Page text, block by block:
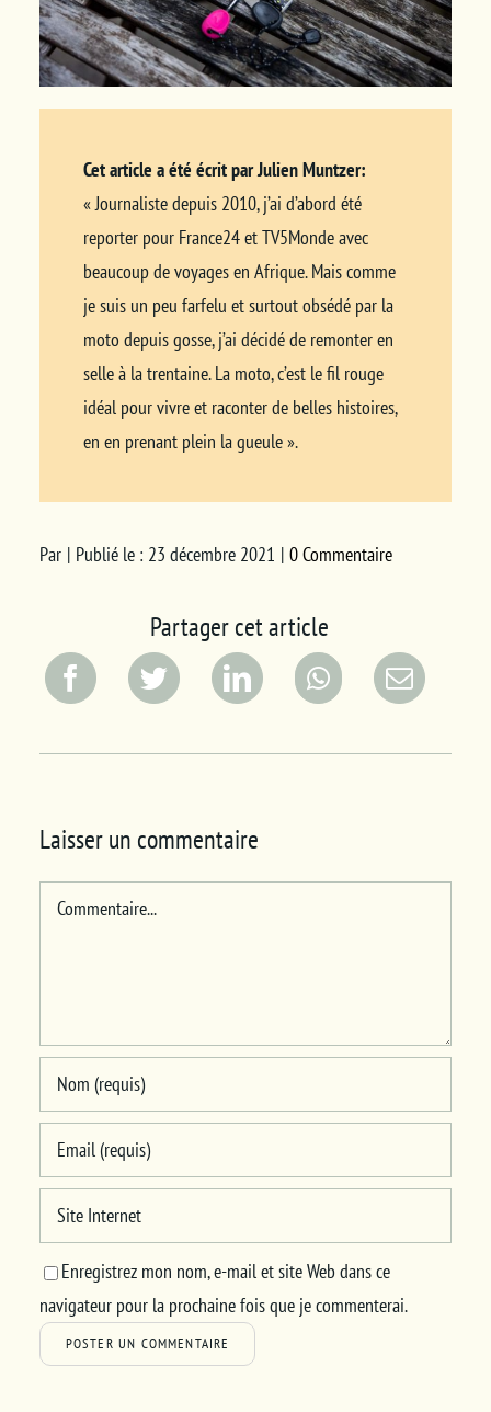
Cet article a été écrit par Julien Muntzer:
« Journaliste depuis 2010, j’ai d’abord été
reporter pour France24 et TV5Monde avec
beaucoup de voyages en Afrique. Mais comme
je suis un peu farfelu et surtout obsédé par la
moto depuis gosse, j’ai décidé de remonter en
selle à la trentaine. La moto, c’est le fil rouge
idéal pour vivre et raconter de belles histoires,
en en prenant plein la gueule ».
Par | Publié le : 23 décembre 2021 | 0 Commentaire
Partager cet article
Laisser un commentaire
Commentaire
Enregistrez mon nom, e-mail et site Web dans ce
navigateur pour la prochaine fois que je commenterai.